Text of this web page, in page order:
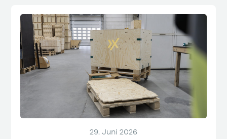
29. Juni 2026